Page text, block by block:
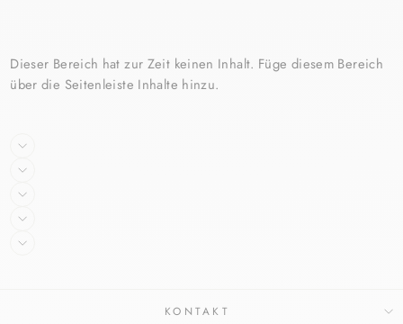
Dieser Bereich hat zur Zeit keinen Inhalt. Füge diesem Bereich
über die Seitenleiste Inhalte hinzu.
KONTAKT